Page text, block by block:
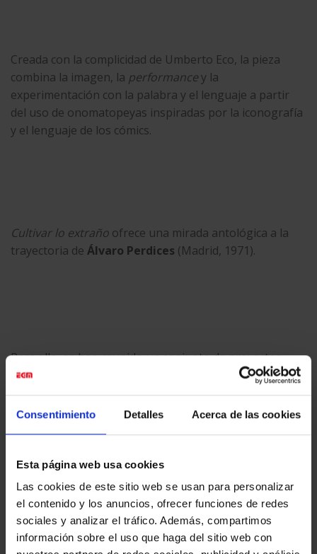
Consentimiento Detalles Acerca de las cookies
Esta página web usa cookies
Las cookies de este sitio web se usan para personalizar
el contenido y los anuncios, ofrecer funciones de redes
sociales y analizar el tráfico. Además, compartimos
información sobre el uso que haga del sitio web con
Creada con la complicidad de Umberto Eco, la pieza
combina la imagen, la performancey la
experimentación con la palabra y el lenguaje a partir
del uso de onomatopeyas inspiradas por la iconografía
y el lenguaje de los cómics.
Cultivar lo extraño ofrece una mirada antológica a la
trayectoria de Álvaro Perdices (Madrid, 1971).
Para ello, se han reunido un conjunto de proyectos
llevados a cabo desde la primera mitad de los años
noventa hasta 2022, además de otros concebidos
específicamente para La Virreina
. Por último, se